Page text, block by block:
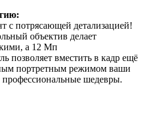
с потрясающей детализацией!
объектив делает
а 12 Мп
позволяет вместить в кадр ещё
портретным режимом ваши
профессиональные шедевры.